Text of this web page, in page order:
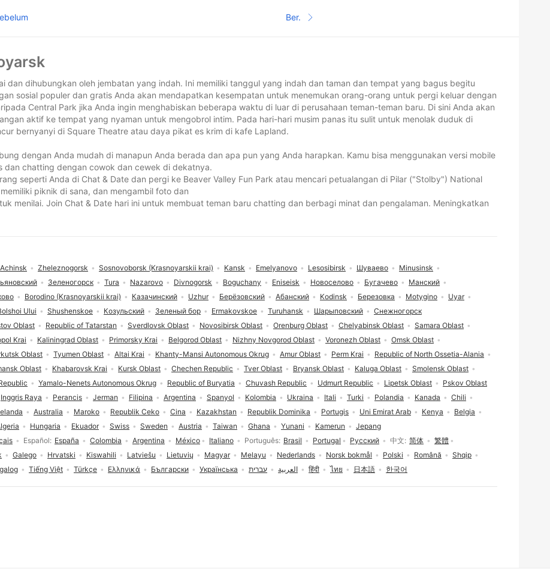
Halaman sebelumnya
Halaman selanjutnya
Ber.
dan dihubungkan oleh jembatan yang indah. Ini memiliki tanggul yang indah dan taman dan tempat yang bagus begitu
sosial populer dan gratis Anda akan mendapatkan kesempatan untuk menemukan orang-orang untuk pergi keluar dengan
Central Park jika Anda ingin menghabiskan beberapa waktu di luar di perusahaan teman-teman baru. Di sini Anda akan
aktif ke tempat yang nyaman untuk mengobrol intim. Pada hari-hari musim panas itu sulit untuk menolak duduk di
bernyanyi di Square Theatre atau daya pikat es krim di kafe Lapland.
dengan Anda mudah di manapun Anda berada dan apa pun yang Anda harapkan. Kamu bisa menggunakan versi mobile
dan chatting dengan cowok dan cewek di dekatnya.
seperti Anda di Chat & Date dan pergi ke Beaver Valley Fun Park atau mencari petualangan di Pilar ("Stolby") National
piknik di sana, dan mengambil foto dan
menilai. Join Chat & Date hari ini untuk membuat teman baru chatting dan berbagi minat dan pengalaman. Meningkatkan
Español España Colombia Argentina México Italiano Português Brasil Portugal Русский 中文 简体
繁體
Galego Hrvatski Kiswahili Latviešu Lietuvių Magyar Melayu Nederlands Norsk bokmål Polski Română
Shqip
Tiếng Việt Türkçe Ελληνικά Български Українська עברית العربية हिंदी ไทย 日本語 한국어
Inggris Raya Perancis Jerman Filipina Argentina Spanyol Kolombia Ukraina Itali Turki Polandia Kanada
Chili
Australia Maroko Republik Ceko Cina Kazakhstan Republik Dominika Portugis Uni Emirat Arab Kenya
Belgia
Hungaria Ekuador Swiss Sweden Austria Taiwan Ghana Yunani Kamerun Jepang
Oblast Republic of Tatarstan Sverdlovsk Oblast Novosibirsk Oblast Orenburg Oblast Chelyabinsk Oblast
Samara Oblast
Krai Kaliningrad Oblast Primorsky Krai Belgorod Oblast Nizhny Novgorod Oblast Voronezh Oblast
Omsk Oblast
Oblast Tyumen Oblast Altai Krai Khanty-Mansi Autonomous Okrug Amur Oblast Perm Krai
Republic of North Ossetia-Alania
Oblast Khabarovsk Krai Kursk Oblast Chechen Republic Tver Oblast Bryansk Oblast Kaluga Oblast
Smolensk Oblast
Yamalo-Nenets Autonomous Okrug Republic of Buryatia Chuvash Republic Udmurt Republic Lipetsk Oblast Pskov Oblast
Achinsk Zheleznogorsk Sosnovoborsk (Krasnoyarskii krai) Kansk Emelyanovo Lesosibirsk Шуваево
Minusinsk
Зеленогорск Tura Nazarovo Divnogorsk Boguchany Eniseisk Новоселово Бугачево
Манский
Borodino (Krasnoyarskii krai) Казачинский Uzhur Берёзовский Абанский Kodinsk Березовка Motygino
Uyar
Ului Shushenskoe Козульский Зеленый бор Ermakovskoe Turuhansk Шарыповский Снежногорск